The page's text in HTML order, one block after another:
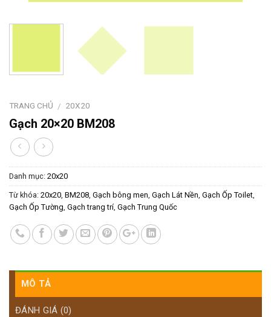
TRANG CHỦ / 20X20
Gạch 20×20 BM208
Danh mục: 20x20
Từ khóa: 20x20, BM208, Gạch bông men, Gạch Lát Nền, Gạch Ốp Toilet,
Gạch Ốp Tường, Gạch trang trí, Gạch Trung Quốc
MÔ TẢ
ĐÁNH GIÁ (0)